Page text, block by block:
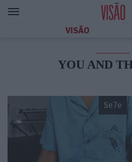
VISÃO
YOU AND
Se7e